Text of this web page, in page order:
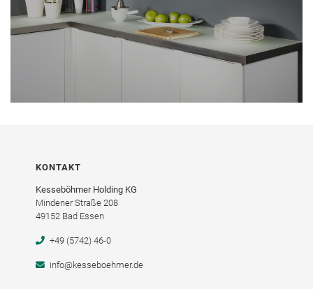
KONTAKT
Kesseböhmer Holding KG
Mindener Straße 208
49152 Bad Essen
+49 (5742) 46-0
info@kesseboehmer.de